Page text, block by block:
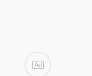
Ad